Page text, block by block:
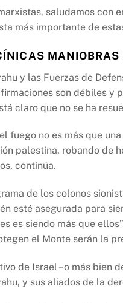
saludamos con
más importante de
MANIOBRAS
y las Fuerzas de
son débiles y
claro que no se ha
fuego no es más que
palestina, robando de
continúa.
de los colonos
esté asegurada para
es siendo más que
el Monte serán la
de Israel –o más bien
y sus aliados de la